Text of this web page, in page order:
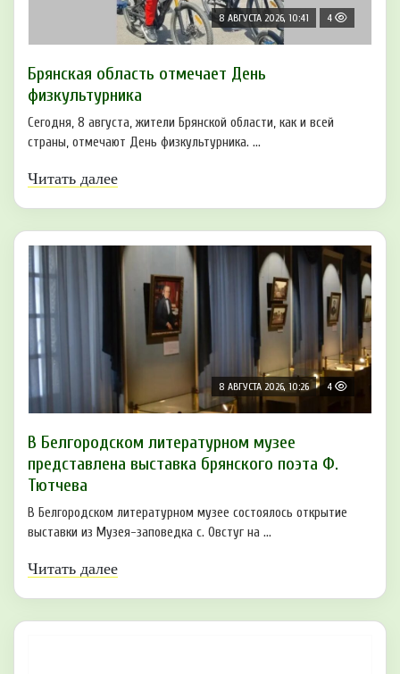
8 АВГУСТА 2026, 10:41 4
Брянская область отмечает День
физкультурника
Сегодня, 8 августа, жители Брянской области, как и всей
страны, отмечают День физкультурника. ...
Читать далее
8 АВГУСТА 2026, 10:26 4
В Белгородском литературном музее
представлена выставка брянского поэта Ф.
Тютчева
В Белгородском литературном музее состоялось открытие
выставки из Музея-заповедка с. Овстуг на ...
Читать далее